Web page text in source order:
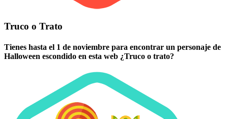
Truco o Trato
Tienes hasta el 1 de noviembre para encontrar un personaje de
Halloween escondido en esta web ¿Truco o trato?